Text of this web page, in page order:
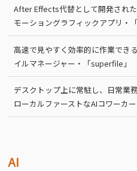
After Effects代替として開発され
モーショングラフィックアプリ・
高速で見やすく効率的に作業でき
イルマネージャー・「superfile」
デスクトップ上に常駐し、日常業
ローカルファーストなAIコワーカ
AI